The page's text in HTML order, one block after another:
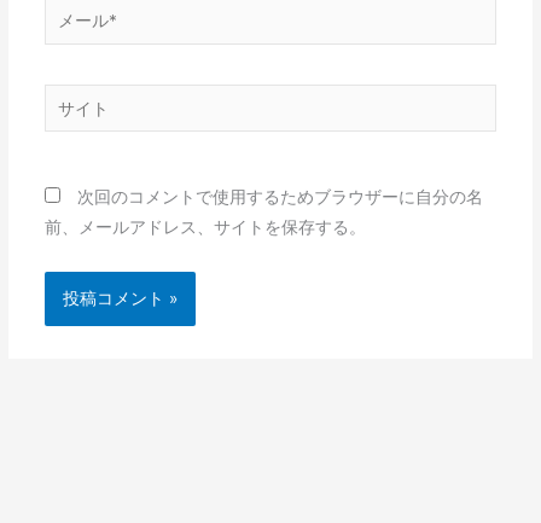
ー
イ
次回のコメントで使用するためブラウザーに自分の名
前、メールアドレス、サイトを保存する。